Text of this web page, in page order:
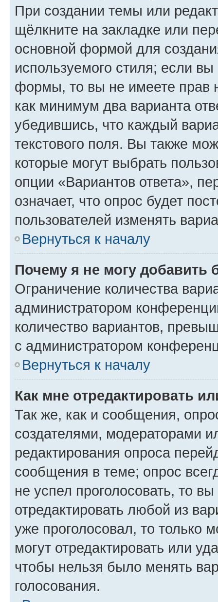
При создании темы или
щёлкните на закладке или
основной формой для
используемого стиля; если
формы, то вы не имеете прав
как минимум два варианта
убедившись, что каждый
текстового поля. Вы также
которые могут выбрать
опции «Вариантов ответа»,
означает, что опрос будет
пользователей изменять
Вернуться к началу
Почему я не могу добавить
Ограничение количества
администратором
количество вариантов,
с администратором
Вернуться к началу
Как мне отредактировать
Так же, как и сообщения,
создателями, модераторами
редактирования опроса
сообщения в теме; опрос
не успел проголосовать, то
отредактировать любой из
уже проголосовал, то только
могут отредактировать или
чтобы нельзя было менять
голосования.